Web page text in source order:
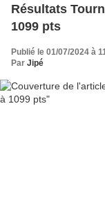
Résultats
1099 pts
Publié le 01/07/2024 à
Par Jipé